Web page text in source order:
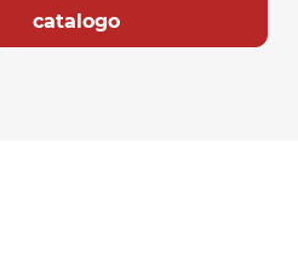
catalogo